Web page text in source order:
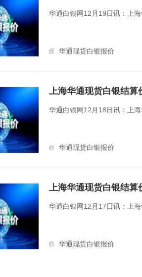
华通白银网12月19日讯：上
华通现货白银报价
上海华通现货白银结算
华通白银网12月18日讯：上
华通现货白银报价
上海华通现货白银结算
华通白银网12月17日讯：上
华通现货白银报价